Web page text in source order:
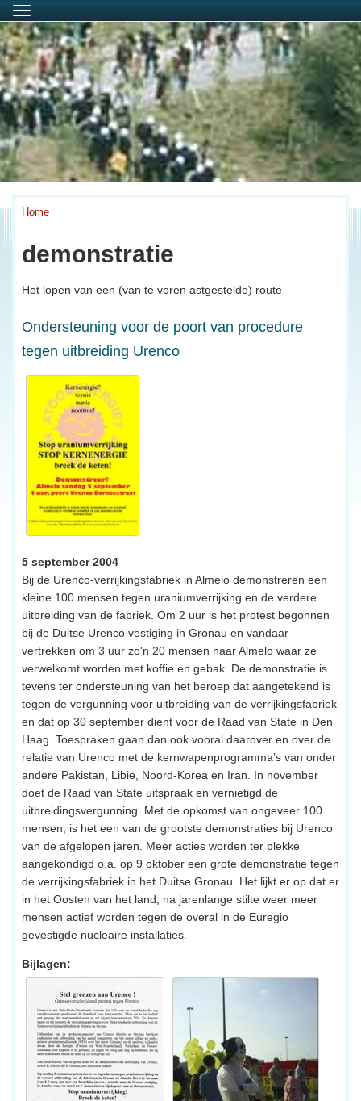
Menu
Home
demonstratie
Het lopen van een (van te voren astgestelde) route
Ondersteuning voor de poort van procedure
tegen uitbreiding Urenco
5 september 2004
Bij de Urenco-verrijkingsfabriek in Almelo demonstreren een
kleine 100 mensen tegen uraniumverrijking en de verdere
uitbreiding van de fabriek. Om 2 uur is het protest begonnen
bij de Duitse Urenco vestiging in Gronau en vandaar
vertrekken om 3 uur zo'n 20 mensen naar Almelo waar ze
verwelkomt worden met koffie en gebak. De demonstratie is
tevens ter ondersteuning van het beroep dat aangetekend is
tegen de vergunning voor uitbreiding van de verrijkingsfabriek
en dat op 30 september dient voor de Raad van State in Den
Haag. Toespraken gaan dan ook vooral daarover en over de
relatie van Urenco met de kernwapenprogramma’s van onder
andere Pakistan, Libië, Noord-Korea en Iran. In november
doet de Raad van State uitspraak en vernietigd de
uitbreidingsvergunning. Met de opkomst van ongeveer 100
mensen, is het een van de grootste demonstraties bij Urenco
van de afgelopen jaren. Meer acties worden ter plekke
aangekondigd o.a. op 9 oktober een grote demonstratie tegen
de verrijkingsfabriek in het Duitse Gronau. Het lijkt er op dat er
in het Oosten van het land, na jarenlange stilte weer meer
mensen actief worden tegen de overal in de Euregio
gevestigde nucleaire installaties.
Bijlagen: